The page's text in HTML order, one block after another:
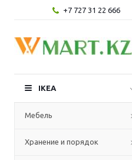
+7 727 31 22 666
IKEA
Мебель
Хранение и порядок